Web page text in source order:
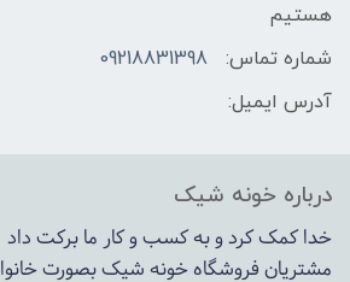
هستیم
شماره تماس:
09218831398
آدرس ایمیل:
درباره خونه شیک
خدا کمک کرد و به کسب و کار ما برکت داد
مشتریان فروشگاه خونه شیک بصورت